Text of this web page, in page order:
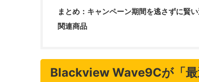
まとめ：キャンペーン期間を逃さずに賢
関連商品
Blackview Wave9Cが「